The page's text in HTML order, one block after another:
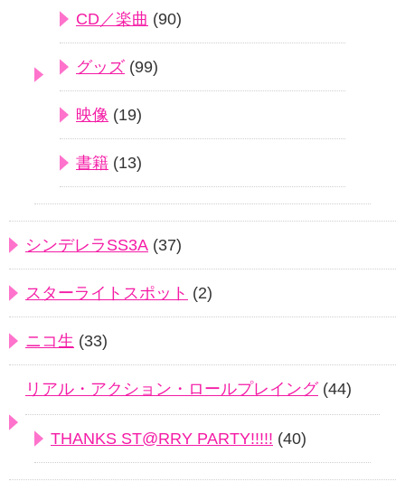
CD／楽曲 (90)
グッズ (99)
映像 (19)
書籍 (13)
シンデレラSS3A (37)
スターライトスポット (2)
ニコ生 (33)
リアル・アクション・ロールプレイング(44)
THANKS ST@RRY PARTY!!!!! (40)